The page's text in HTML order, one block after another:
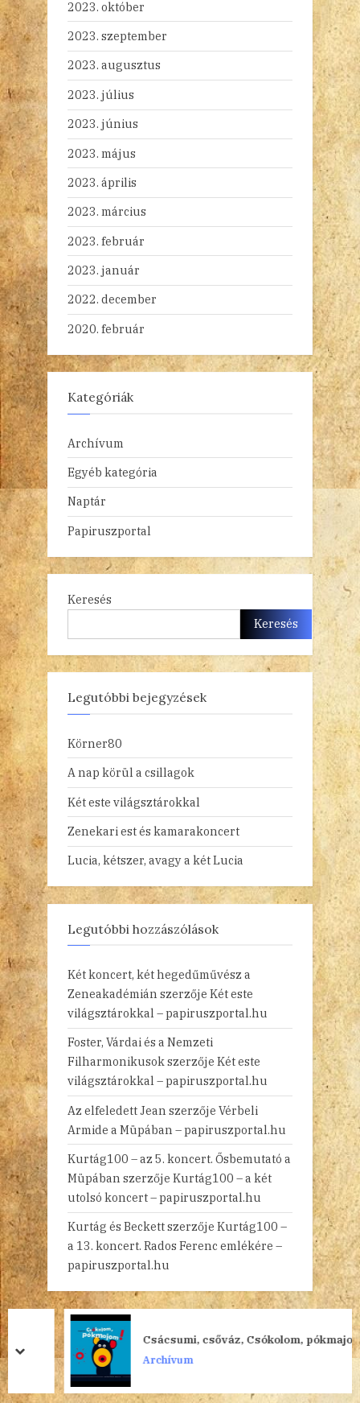
2023. október
2023. szeptember
2023. augusztus
2023. július
2023. június
2023. május
2023. április
2023. március
2023. február
2023. január
2022. december
2020. február
Kategóriák
Archívum
Egyéb kategória
Naptár
Papiruszportal
Keresés
Keresés
Legutóbbi bejegyzések
Körner80
A nap körül a csillagok
Két este világsztárokkal
Zenekari est és kamarakoncert
Lucia, kétszer, avagy a két Lucia
Legutóbbi hozzászólások
Két koncert, két hegedűművész a
Zeneakadémián szerzője Két este
világsztárokkal – papiruszportal.hu
Foster, Várdai és a Nemzeti
Filharmonikusokszerzője Két este
világsztárokkal – papiruszportal.hu
Az elfeledett Jean szerzője Vérbeli
Armide a Müpában – papiruszportal.hu
Kurtág100 – az 5. koncert. Ősbemutató a
Müpában szerzője Kurtág100 – a két
utolsó koncert – papiruszportal.hu
Kurtág és Beckettszerzője Kurtág100 –
a 13. koncert. Rados Ferenc emlékére –
papiruszportal.hu
Csácsumi, csőváz, Csókolom, pókmajom!
Archívum
prev
next